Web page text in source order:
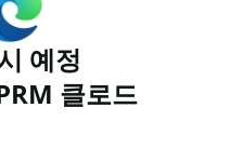
예정
클로드